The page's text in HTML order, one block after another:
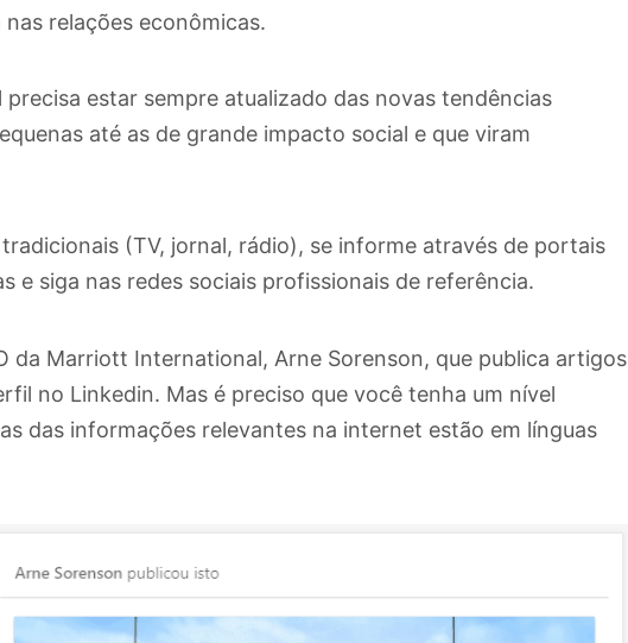
relações econômicas.
estar sempre atualizado das novas tendências
até as de grande impacto social e que viram
(TV, jornal, rádio), se informe através de portais
e siga nas redes sociais profissionais de referência.
da Marriott International, Arne Sorenson, que publica artigos
no Linkedin. Mas é preciso que você tenha um nível
das informações relevantes na internet estão em línguas